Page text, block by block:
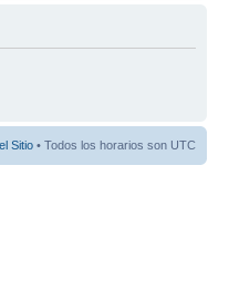
Sitio • Todos los horarios son UTC